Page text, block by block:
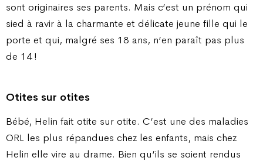
sont originaires ses parents. Mais c’est un prénom qui
sied à ravir à la charmante et délicate jeune fille qui le
porte et qui, malgré ses 18 ans, n’en paraît pas plus
de 14 !
Otites sur otites
Bébé, Helin fait otite sur otite. C’est une des maladies
ORL les plus répandues chez les enfants, mais chez
Helin elle vire au drame. Bien qu’ils se soient rendus